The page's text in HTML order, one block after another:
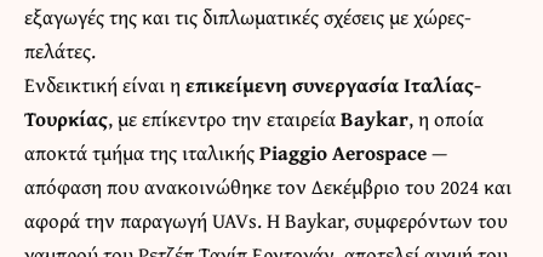
εξαγωγές της και τις διπλωματικές σχέσεις με χώρες-
πελάτες.
Ενδεικτική είναι η επικείμενη συνεργασία Ιταλίας-
Τουρκίας, με επίκεντρο την εταιρείαBaykar, η οποία
αποκτά τμήμα της ιταλικήςPiaggio Aerospace—
απόφαση που ανακοινώθηκε τον Δεκέμβριο του 2024 και
αφορά την παραγωγή UAVs. Η Baykar, συμφερόντων του